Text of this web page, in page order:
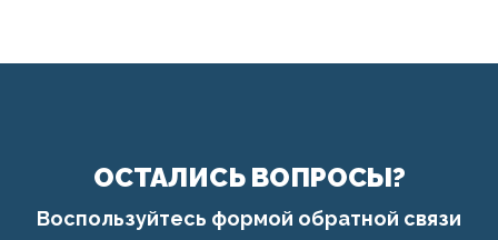
ОСТАЛИСЬ ВОПРОСЫ?
Воспользуйтесь формой обратной связи